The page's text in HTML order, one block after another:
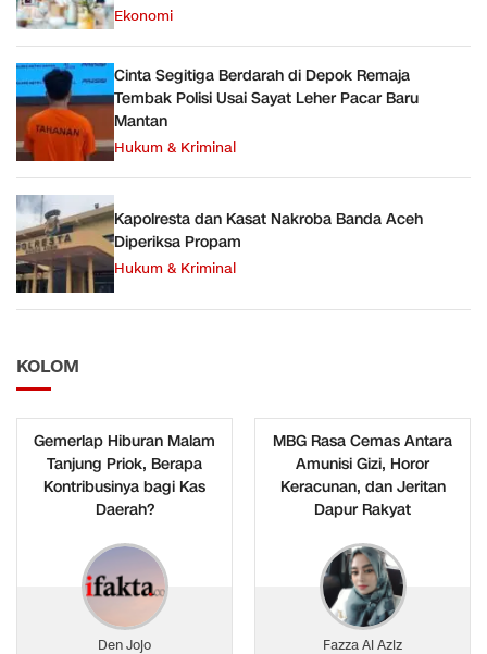
Ekonomi
Cinta Segitiga Berdarah di Depok Remaja
Tembak Polisi Usai Sayat Leher Pacar Baru
Mantan
Hukum & Kriminal
Kapolresta dan Kasat Nakroba Banda Aceh
Diperiksa Propam
Hukum & Kriminal
KOLOM
Gemerlap Hiburan Malam
Tanjung Priok, Berapa
Kontribusinya bagi Kas
Daerah?
Den Jojo
MBG Rasa Cemas Antara
Amunisi Gizi, Horor
Keracunan, dan Jeritan
Dapur Rakyat
Fazza Al Aziz